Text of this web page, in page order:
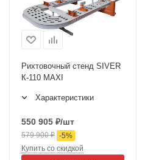
Рихтовочный стенд SIVER
К-110 MAXI
Характеристики
550 905 ₽/шт
579 900₽ -5%
Купить со скидкой